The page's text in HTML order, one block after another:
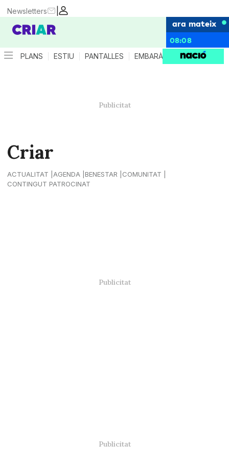
|
Newsletters
ara mateix
08:08
PLANS ESTIU PANTALLES EMBARÀS CRIANÇA
Criar
ACTUALITAT AGENDA BENESTAR
COMUNITAT
CONTINGUT PATROCINAT